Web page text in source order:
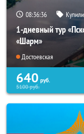
08:36:34
1-дневный тур
«Шарм»
Достоевская
640 руб.
5100руб.